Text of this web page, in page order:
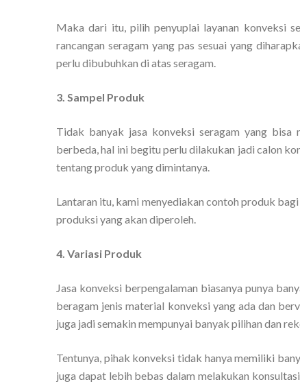
Maka dari itu, pilih penyuplai layanan konveksi
rancangan seragam yang pas sesuai yang
perlu dibubuhkan di atas seragam.
3. Sampel Produk
Tidak banyak jasa konveksi seragam yang
berbeda, hal ini begitu perlu dilakukan jadi calon
tentang produk yang dimintanya.
Lantaran itu, kami menyediakan contoh produk
produksi yang akan diperoleh.
4. Variasi Produk
Jasa konveksi berpengalaman biasanya punya
beragam jenis material konveksi yang ada dan
juga jadi semakin mempunyai banyak pilihan dan
Tentunya, pihak konveksi tidak hanya memiliki
juga dapat lebih bebas dalam melakukan